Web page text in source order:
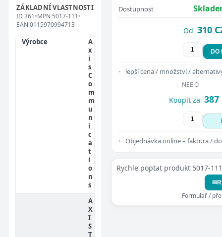
ZÁKLADNÍ VLASTNOSTI
ID 361•MPN 5017-111•
EAN 0115970994713
Výrobce
A
x
i
s
C
o
m
m
u
n
i
c
a
t
i
o
n
s
A
X
I
S
T
Dostupnost
Od 310
DO
lepší cena / množství /
NEBO
Koupit za 387
Objednávka online – faktura /
Rychle poptat produkt 5017-111
✉
Formulář /